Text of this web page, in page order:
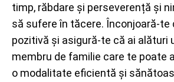
timp, răbdare și perseverență și
să sufere în tăcere. Înconjoară-te
pozitivă și asigură-te că ai alături
membru de familie care te poate
o modalitate eficientă și